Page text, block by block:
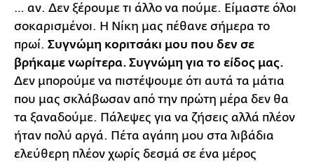
… αν. Δεν ξέρουμε τι άλλο να πούμε. Είμαστε όλοι
σοκαρισμένοι. Η Νίκη μας πέθανε σήμερα το
πρωί. Συγνώμη κοριτσάκι μου που δεν σε
βρήκαμε νωρίτερα. Συγνώμη για το είδος μας.
Δεν μπορούμε να πιστέψουμε ότι αυτά τα μάτια
που μας σκλάβωσαν από την πρώτη μέρα δεν θα
τα ξαναδούμε. Πάλεψες για να ζήσεις αλλά πλέον
ήταν πολύ αργά. Πέτα αγάπη μου στα λιβάδια
ελεύθερη πλέον χωρίς δεσμά σε ένα μέρος